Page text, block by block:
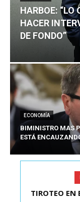
HARBOE: “LO
HACER
DE FONDO”
ECONOMÍA
BIMINISTRO MAS
ESTÁ
TIROTEO EN